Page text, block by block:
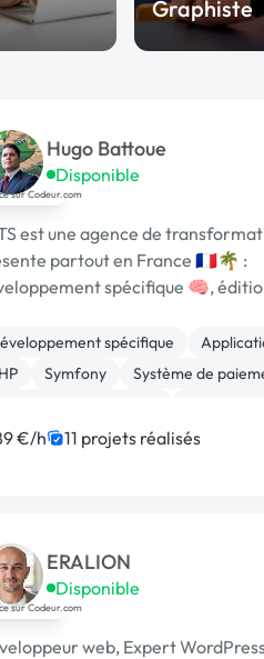
Graphiste
Hugo Battoue
Disponible
est une agence de
partout en France 🇫🇷🌴 :
spécifique 🧠,
1er [URL MASQUÉE] 🏆 !
spécifique
Symfony
Système de
Back-end Full-stack
€/h 11 projets réalisés
ERALION
Disponible
web, Expert